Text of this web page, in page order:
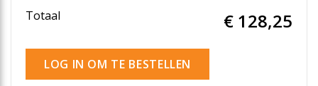
Totaal € 128,25
LOG IN OM TE BESTELLEN